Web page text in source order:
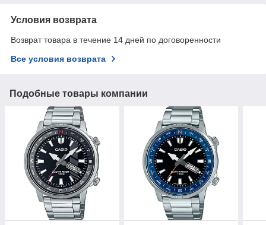
Условия возврата
Возврат товара в течение 14 дней по договоренности
Все условия возврата
Подобные товары компании